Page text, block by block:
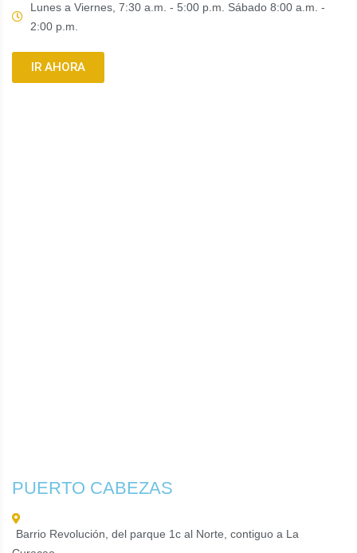
Lunes a Viernes, 7:30 a.m. - 5:00 p.m. Sábado 8:00 a.m. -
2:00 p.m.
IR AHORA
PUERTO CABEZAS
Barrio Revolución, del parque 1c al Norte, contiguo a La